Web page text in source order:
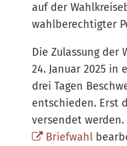
auf der
wahlberechtigter
Die Zulassung der
24. Januar 2025
drei Tagen
entschieden. Erst
versendet
Briefwahl